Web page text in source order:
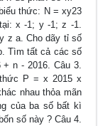
thức: N = xy23
x -1; y -1; z -1.
z a. Cho dãy tỉ số
Tìm tất cả các số
n - 2016. Câu 3.
P = x 2015 x
nhau thỏa mãn
của ba số bất kì
số này ? Câu 4.